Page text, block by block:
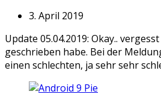
3. April 2019
Update 05.04.2019: Okay..
geschrieben habe. Bei der
einen schlechten, ja sehr sehr